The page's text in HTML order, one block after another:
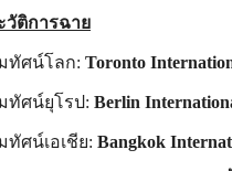
วัติการฉาย
ทัศน์โลก: Toronto
ทัศน์ยุโรป: Berlin
ทัศน์เอเชีย: Bangkok